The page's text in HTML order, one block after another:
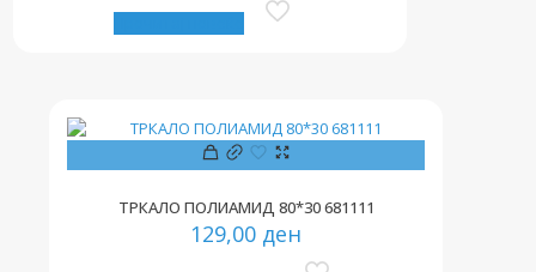
ТРКАЛО ПОЛИАМИД 80*30 681111
129,00 ден